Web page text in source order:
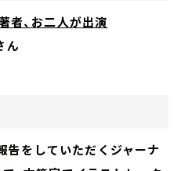
者、お二人が出演
ん
をしていただくジャーナ